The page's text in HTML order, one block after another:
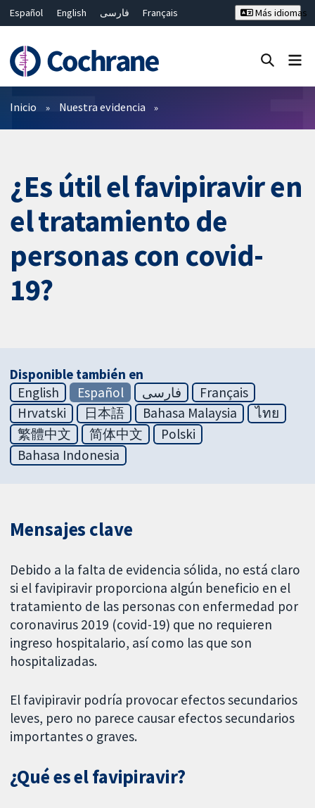
Español English فارسی
Français
Bahasa Malaysia
ไทย 繁體中文
Más idiomas
Filtros
Inicio Nuestra evidencia
¿Es útil el favipiravir en
el tratamiento de
personas con covid-
19?
Disponible también en
English
Español فارسی
Français
Hrvatski
日本語 Bahasa Malaysia
ไทย
繁體中文
简体中文
Polski
Bahasa Indonesia
Mensajes clave
Debido a la falta de evidencia sólida, no está claro
si el favipiravir proporciona algún beneficio en el
tratamiento de las personas con enfermedad por
coronavirus 2019 (covid-19) que no requieren
ingreso hospitalario, así como las que son
hospitalizadas.
El favipiravir podría provocar efectos secundarios
leves, pero no parece causar efectos secundarios
importantes o graves.
¿Qué es el favipiravir?